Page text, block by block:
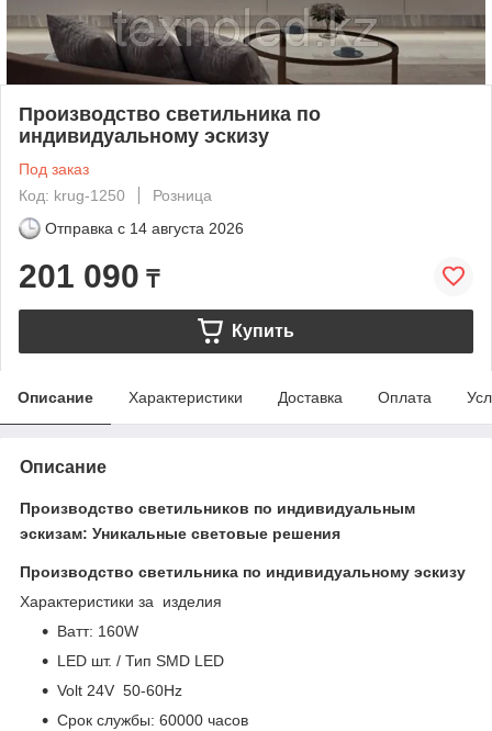
Производство светильника по
индивидуальному эскизу
Под заказ
Код: krug-1250
Розница
Отправка с 14 августа 2026
201 090 ₸
Купить
Описание Характеристики Доставка Оплата
Описание
Производство светильников по индивидуальным
эскизам: Уникальные световые решения
Производство светильника по индивидуальному эскизу
Характеристики за изделия
Bатт: 160W
LED шт. / Тип SMD LED
Volt 24V 50-60Hz
Срок службы: 60000 часов